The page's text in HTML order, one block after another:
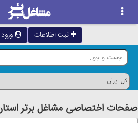
ثبت اطلاعات ورود
صفحات اختصاصی مشاغل برتر